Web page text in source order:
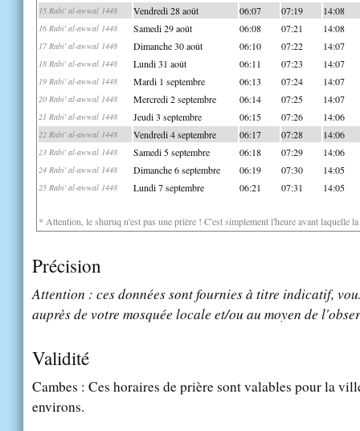
15 Rabi' al-awwal 1448 Vendredi 28 août 06:07 07:19 14:08
16 Rabi' al-awwal 1448 Samedi 29 août 06:08 07:21 14:08
17 Rabi' al-awwal 1448 Dimanche 30 août 06:10 07:22 14:07
18 Rabi' al-awwal 1448 Lundi 31 août 06:11 07:23 14:07
19 Rabi' al-awwal 1448 Mardi 1 septembre 06:13 07:24 14:07
20 Rabi' al-awwal 1448 Mercredi 2 septembre 06:14 07:25 14:07
21 Rabi' al-awwal 1448 Jeudi 3 septembre 06:15 07:26 14:06
22 Rabi' al-awwal 1448 Vendredi 4 septembre 06:17 07:28 14:06
23 Rabi' al-awwal 1448 Samedi 5 septembre 06:18 07:29 14:06
24 Rabi' al-awwal 1448 Dimanche 6 septembre 06:19 07:30 14:05
25 Rabi' al-awwal 1448 Lundi 7 septembre 06:21 07:31 14:05
* Attention, le shuruq n'est pas une prière ! C'est simplement l'heure avant laquelle
Précision
Attention : ces données sont fournies à titre indicatif,
auprès de votre mosquée locale et/ou au moyen de
Validité
Cambes : Ces horaires de prière sont valables pour la
environs.